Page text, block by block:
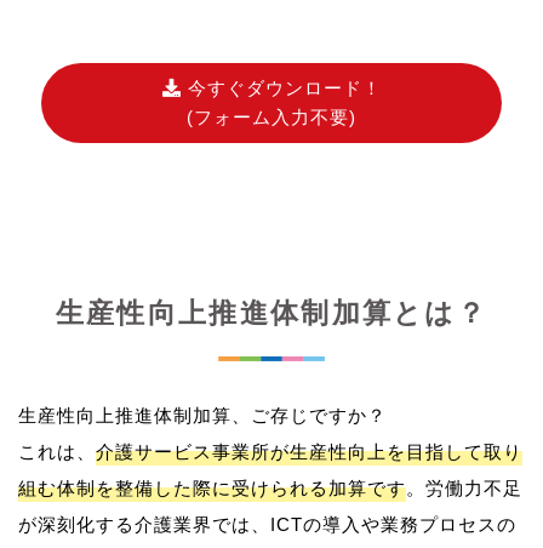
今すぐダウンロード！
(フォーム入力不要)
生産性向上推進体制加算とは？
生産性向上推進体制加算、ご存じですか？
これは、 介護サービス事業所が生産性向上を目指して取り
組む体制を整備した際に受けられる加算です。労働力不足
が深刻化する介護業界では、ICTの導入や業務プロセスの